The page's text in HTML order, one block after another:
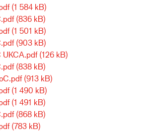
(1 584 kB)
(836 kB)
(1 501 kB)
(903 kB)
UKCA.pdf (126 kB)
(838 kB)
(913 kB)
(1 490 kB)
(1 491 kB)
(868 kB)
(783 kB)